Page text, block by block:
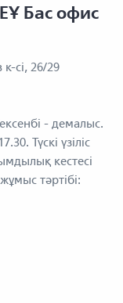
Бас офис
сі, 26/29
- демалыс.
Түскі үзіліс
кестесі
тәртібі: